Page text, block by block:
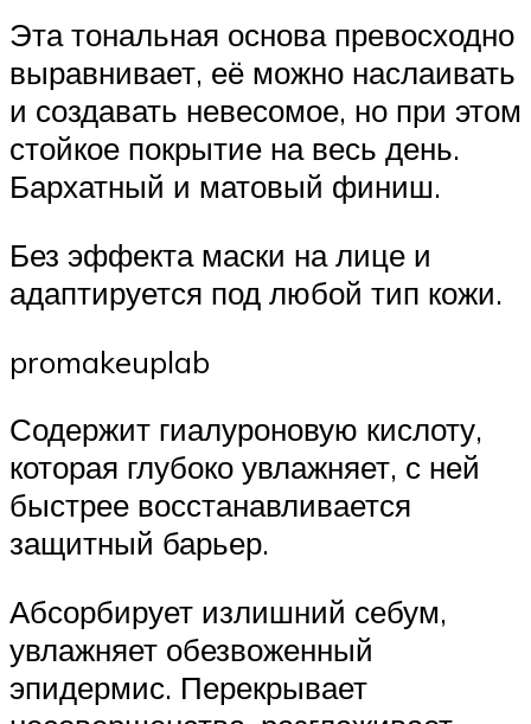
Эта тональная основа превосходно
выравнивает, её можно наслаивать
и создавать невесомое, но при этом
стойкое покрытие на весь день.
Бархатный и матовый финиш.
Без эффекта маски на лице и
адаптируется под любой тип кожи.
promakeuplab
Содержит гиалуроновую кислоту,
которая глубоко увлажняет, с ней
быстрее восстанавливается
защитный барьер.
Абсорбирует излишний себум,
увлажняет обезвоженный
эпидермис. Перекрывает